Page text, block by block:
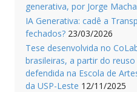
generativa, por Jorge
IA Generativa: cadê a
fechados? 23/03/2026
Tese desenvolvida no
brasileiras, a partir do
defendida na Escola de
da USP-Leste 12/11/2025